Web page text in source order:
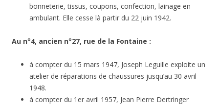
bonneterie, tissus, coupons, confection, lainage en
ambulant. Elle cesse là partir du 22 juin 1942.
Au n°4, ancien n°27, rue de la Fontaine :
à compter du 15 mars 1947, Joseph Leguille exploite un
atelier de réparations de chaussures jusqu’au 30 avril
1948.
à compter du 1er avril 1957, Jean Pierre Dertringer